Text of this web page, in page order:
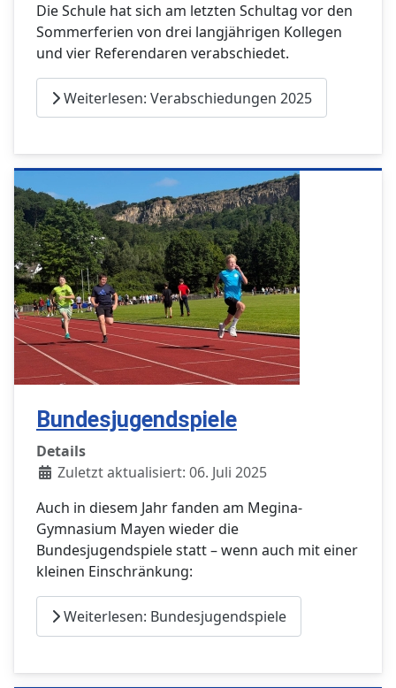
Die Schule hat sich am letzten Schultag vor den
Sommerferien von drei langjährigen Kollegen
und vier Referendaren verabschiedet.
Weiterlesen: Verabschiedungen 2025
Bundesjugendspiele
Details
Zuletzt aktualisiert: 06. Juli 2025
Auch in diesem Jahr fanden am Megina-
Gymnasium Mayen wieder die
Bundesjugendspiele statt – wenn auch mit einer
kleinen Einschränkung:
Weiterlesen: Bundesjugendspiele